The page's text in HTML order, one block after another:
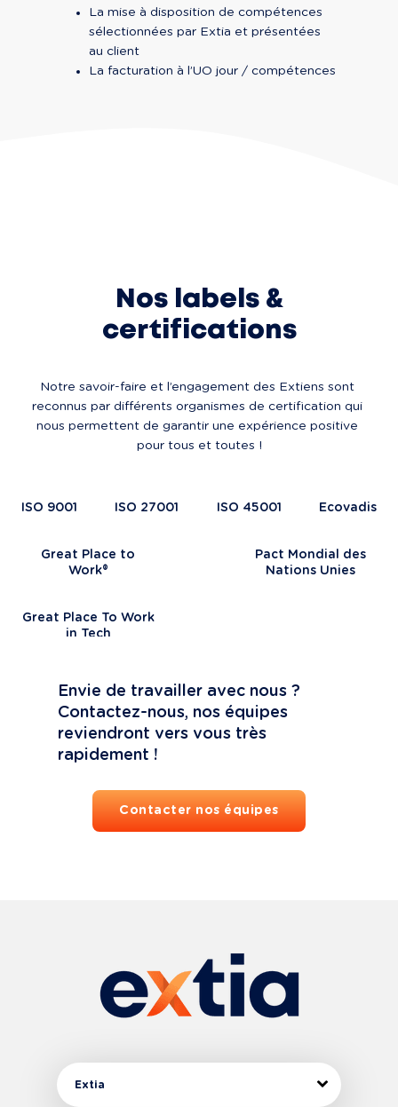
La mise à disposition de compétences
sélectionnées par Extia et présentées
au client
La facturation à l’UO jour / compétences
Nos labels &
certifications
Notre savoir-faire et l’engagement des Extiens sont
reconnus par différents organismes de certification qui
nous permettent de garantir une expérience positive
pour tous et toutes !
ISO 9001 ISO 27001 ISO 45001 Ecovadis
Great Place to
Work®
Pact Mondial des
Nations Unies
Great Place To Work
in Tech
Envie de travailler avec nous ?
Contactez-nous, nos équipes
reviendront vers vous très
rapidement !
Contacter nos équipes
Extia